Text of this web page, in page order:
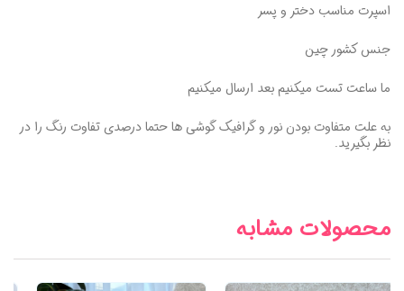
اسپرت مناسب دختر و پسر
جنس کشور چین
ما ساعت تست میکنیم بعد ارسال میکنیم
به علت متفاوت بودن نور و گرافیک گوشی ها حتما درصدی تفاوت رنگ را در
نظر بگیرید.
محصولات مشابه